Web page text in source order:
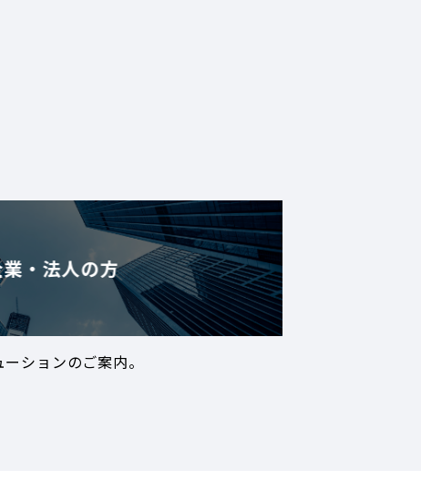
・法人の方
ションのご案内。